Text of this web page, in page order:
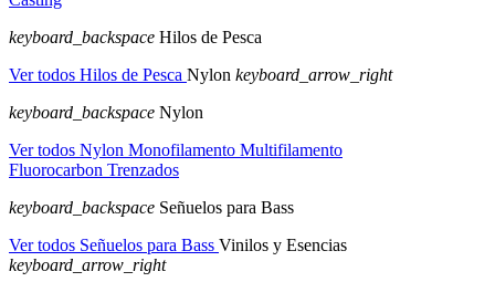
keyboard_backspace Hilos de Pesca
Ver todos Hilos de Pesca Nylon keyboard_arrow_right
keyboard_backspace Nylon
Ver todos Nylon Monofilamento Multifilamento
Fluorocarbon Trenzados
keyboard_backspace Señuelos para Bass
Ver todos Señuelos para Bass Vinilos y Esencias
keyboard_arrow_right